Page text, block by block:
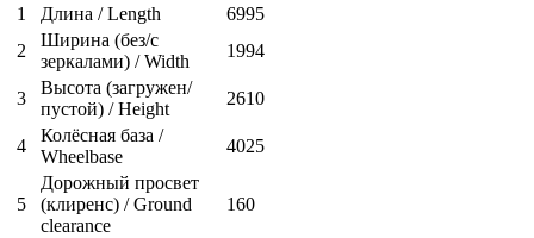
1
Длина / Length
6995
2
Ширина (без/с
зеркалами) / Width
1994
3
Высота (загружен/
пустой) / Height
2610
4
Колёсная база /
Wheelbase
4025
5
Дорожный просвет
(клиренс) / Ground
clearance
160